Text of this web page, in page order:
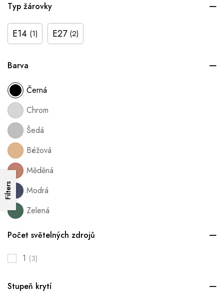
Typ žárovky
E14 (1) E27 (2)
Barva
Černá
Chrom
Šedá
Béžová
Měděná
Modrá
Zelená
Počet světelných zdrojů
1 (3)
Stupeň krytí
Filters